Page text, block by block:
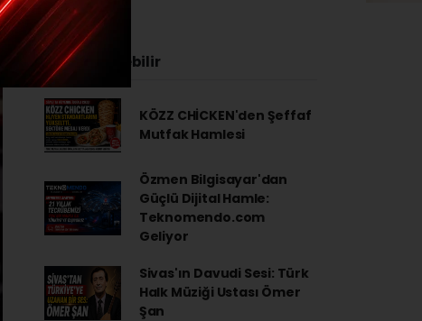
İlginizi Çekebilir
KÖZZ CHİCKEN'den Şeffaf
Mutfak Hamlesi
Özmen Bilgisayar'dan
Güçlü Dijital Hamle:
Teknomendo.com
Geliyor
Sivas'ın Davudi Sesi: Türk
Halk Müziği Ustası Ömer
Şan